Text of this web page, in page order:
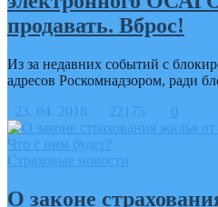
продавать. Вброс!
Из за недавних событий с
адресов Роскомнадзором, ради
23. 04. 2018
22175 0
Страховые новости
О законе